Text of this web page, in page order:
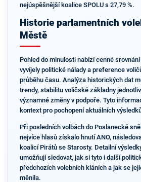
nejúspěšnější koalice SPOLU s 27,79 %.
Historie parlamentních
Městě
Pohled do minulosti nabízí cenné
vyvíjely politické nálady a preference
průběhu času. Analýza historických dat
trendy, stabilitu voličské základny
významné změny v podpoře. Tyto
kontext pro pochopení aktuálních
Při posledních volbách do Poslanecké
nejvíce hlasů získalo hnutí ANO,
koalicí Pirátů se Starosty. Detailní
umožňují sledovat, jak si tyto i další
předchozích volebních kláních a jak se
měnila.